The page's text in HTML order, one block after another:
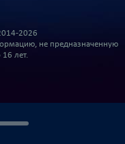
2026
не предназначенную
лет.